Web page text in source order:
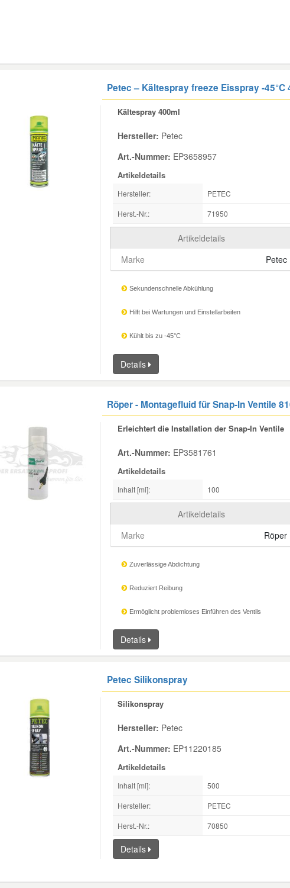
Petec – Kältespray freeze Eisspray -45°C
Kältespray 400ml
Hersteller: Petec
Art.-Nummer: EP3658957
Artikeldetails
Hersteller:
PETEC
Herst.-Nr.:
71950
Artikeldetails
Marke
Petec
Sekundenschnelle Abkühlung
Hilft bei Wartungen und Einstellarbeiten
Kühlt bis zu -45°C
Details
Röper - Montagefluid für Snap-In Ventile
Erleichtert die Installation der Snap-In Ventile
Art.-Nummer: EP3581761
Artikeldetails
Inhalt [ml]: 100
Artikeldetails
Marke
Röper
Zuverlässige Abdichtung
Reduziert Reibung
Ermöglicht problemloses Einführen des Ventils
Details
Petec Silikonspray
Silikonspray
Hersteller: Petec
Art.-Nummer: EP11220185
Artikeldetails
Inhalt [ml]:
500
Hersteller:
PETEC
Herst.-Nr.:
70850
Details